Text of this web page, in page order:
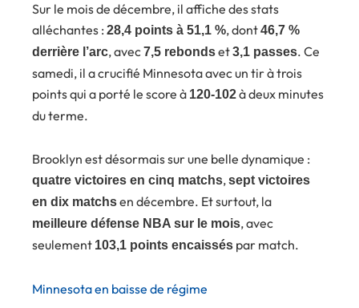
Sur le mois de décembre, il affiche des stats
alléchantes : 28,4 points à 51,1 %, dont46,7 %
derrière l’arc, avec7,5 rebondset3,1 passes. Ce
samedi, il a crucifié Minnesota avec un tir à trois
points qui a porté le score à 120-102à deux minutes
du terme.
Brooklyn est désormais sur une belle dynamique :
quatre victoires en cinq matchs,sept victoires
en dix matchsen décembre. Et surtout, la
meilleure défense NBA sur le mois, avec
seulement 103,1 points encaissés par match.
Minnesota en baisse de régime